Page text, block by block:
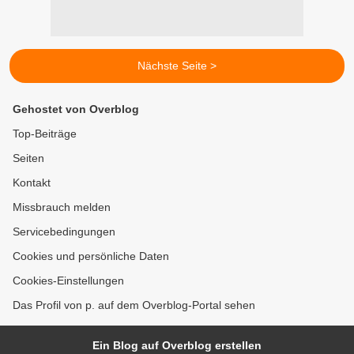
Nächste Seite >
Gehostet von Overblog
Top-Beiträge
Seiten
Kontakt
Missbrauch melden
Servicebedingungen
Cookies und persönliche Daten
Cookies-Einstellungen
Das Profil von p. auf dem Overblog-Portal sehen
Ein Blog auf Overblog erstellen